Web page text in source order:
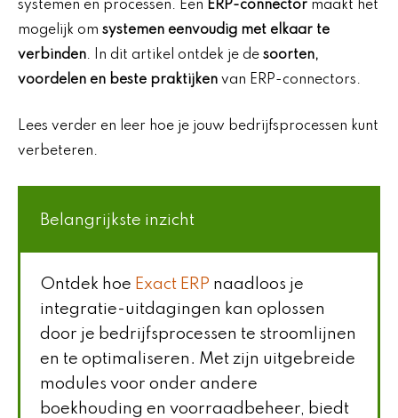
systemen en processen. Een ERP-connector maakt het
mogelijk om systemen eenvoudig met elkaar te
verbinden. In dit artikel ontdek je de soorten,
voordelen en beste praktijken van ERP-connectors.
Lees verder en leer hoe je jouw bedrijfsprocessen kunt
verbeteren.
Belangrijkste inzicht
Ontdek hoe Exact ERP naadloos je
integratie-uitdagingen kan oplossen
door je bedrijfsprocessen te stroomlijnen
en te optimaliseren. Met zijn uitgebreide
modules voor onder andere
boekhouding en voorraadbeheer, biedt